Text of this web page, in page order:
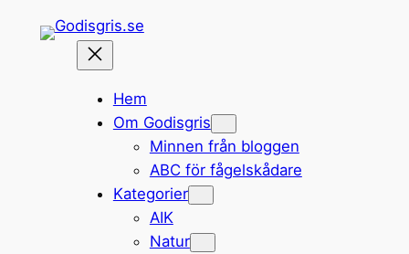
Hem
Om Godisgris
Minnen från bloggen
ABC för fågelskådare
Kategorier
AIK
Natur